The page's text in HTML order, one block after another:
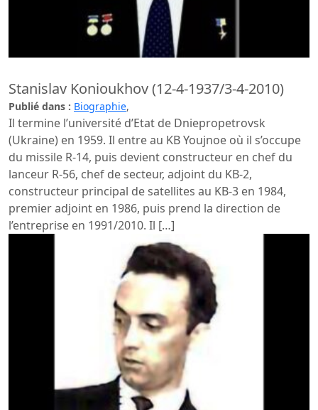
Stanislav Konioukhov (12-4-1937/3-4-2010)
Publié dans : Biographie,
Il termine l’université d’Etat de Dniepropetrovsk
(Ukraine) en 1959. Il entre au KB Youjnoe où il s’occupe
du missile R-14, puis devient constructeur en chef du
lanceur R-56, chef de secteur, adjoint du KB-2,
constructeur principal de satellites au KB-3 en 1984,
premier adjoint en 1986, puis prend la direction de
l’entreprise en 1991/2010. Il […]